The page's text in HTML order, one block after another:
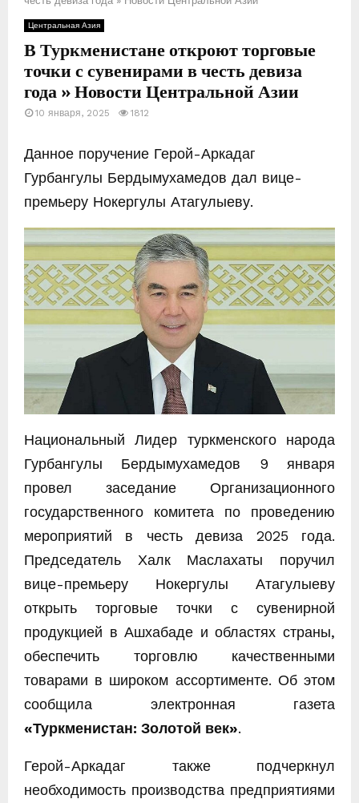
Е
М
Е
Н
Ю
Центральная Азия
В Туркменистане откроют торговые
точки с сувенирами в честь девиза
года » Новости Центральной Азии
10 января, 2025 1812
Данное поручение Герой-Аркадаг
Гурбангулы Бердымухамедов дал вице-
премьеру Нокергулы Атагулыеву.
Национальный Лидер туркменского народа
Гурбангулы Бердымухамедов 9 января
провел заседание Организационного
государственного комитета по проведению
мероприятий в честь девиза 2025 года.
Председатель Халк Маслахаты поручил
вице-премьеру Нокергулы Атагулыеву
открыть торговые точки с сувенирной
продукцией в Ашхабаде и областях страны,
обес­печить торговлю качественными
товарами в широком ассортименте. Об этом
сообщила электронная газета
«Туркменистан: Золотой век».
Герой-Аркадаг также подчеркнул
необходимость производства предприятиями